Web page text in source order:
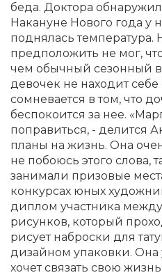
беда. Доктора
Накануне Нового года у
поднялась температура.
предположить не мог,
чем обычный сезонный
девочек не находит
сомневается в том, что
беспокоится за нее.
поправиться, - делится
планы на жизнь. Она
не побоюсь этого слова,
занимали призовые
конкурсах юных
диплом участника
рисунков, который
рисует наброски для
дизайном упаковки. Она
хочет связать свою